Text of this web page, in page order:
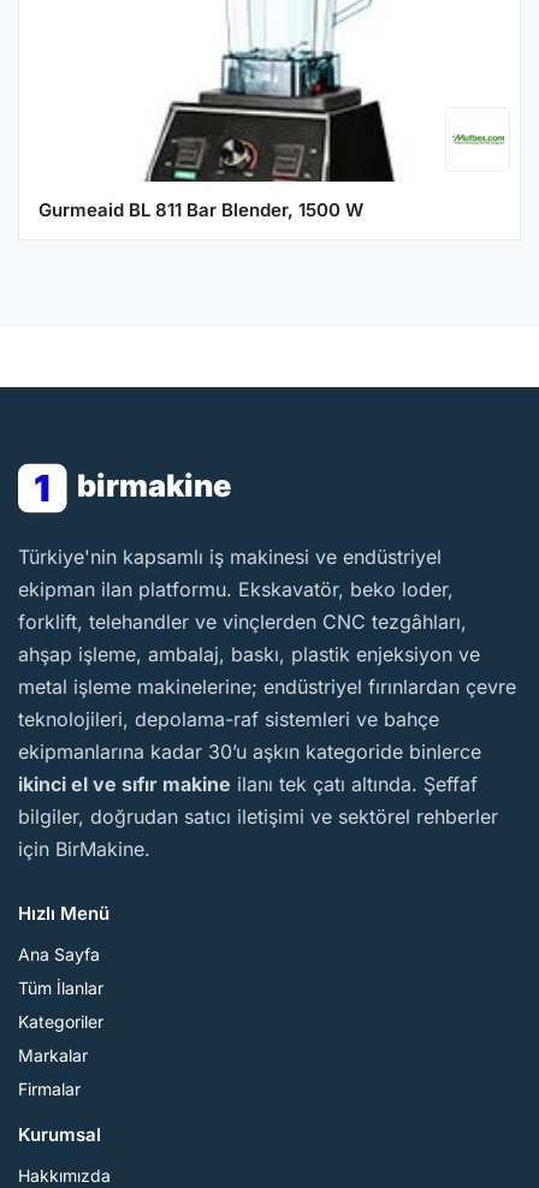
Gurmeaid BL 811 Bar Blender, 1500 W
1 birmakine
BirMakine
Türkiye'nin kapsamlı iş makinesi ve endüstriyel
ekipman ilan platformu. Ekskavatör, beko loder,
forklift, telehandler ve vinçlerden CNC tezgâhları,
ahşap işleme, ambalaj, baskı, plastik enjeksiyon ve
metal işleme makinelerine; endüstriyel fırınlardan çevre
teknolojileri, depolama-raf sistemleri ve bahçe
ekipmanlarına kadar 30’u aşkın kategoride binlerce
ikinci el ve sıfır makine ilanı tek çatı altında. Şeffaf
bilgiler, doğrudan satıcı iletişimi ve sektörel rehberler
için BirMakine.
Hızlı Menü
Ana Sayfa
Tüm İlanlar
Kategoriler
Markalar
Firmalar
Kurumsal
Hakkımızda